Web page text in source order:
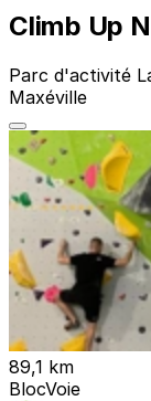
Climb Up
Parc d'activité
Maxéville
89,1 km
BlocVoie